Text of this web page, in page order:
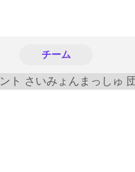
チーム